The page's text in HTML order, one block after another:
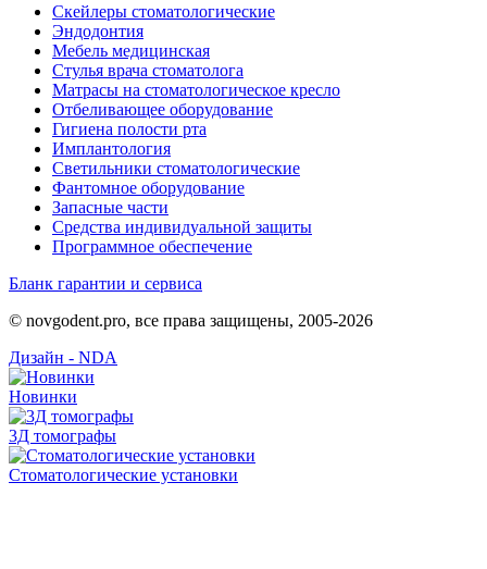
Скейлеры стоматологические
Эндодонтия
Мебель медицинская
Стулья врача стоматолога
Матрасы на стоматологическое кресло
Отбеливающее оборудование
Гигиена полости рта
Имплантология
Светильники стоматологические
Фантомное оборудование
Запасные части
Средства индивидуальной защиты
Программное обеспечение
Бланк гарантии и сервиса
© novgodent.pro, все права защищены, 2005-2026
Дизайн - NDA
Новинки
3Д томографы
Стоматологические установки